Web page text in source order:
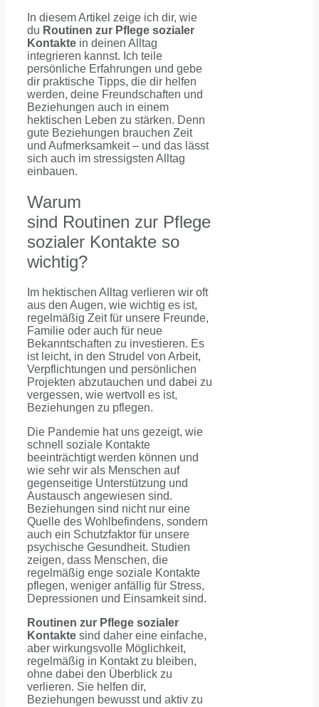
In diesem Artikel zeige ich dir, wie
du Routinen zur Pflege sozialer
Kontakte in deinen Alltag
integrieren kannst. Ich teile
persönliche Erfahrungen und gebe
dir praktische Tipps, die dir helfen
werden, deine Freundschaften und
Beziehungen auch in einem
hektischen Leben zu stärken. Denn
gute Beziehungen brauchen Zeit
und Aufmerksamkeit – und das lässt
sich auch im stressigsten Alltag
einbauen.
Warum
sind Routinen zur Pflege
sozialer Kontakte so
wichtig?
Im hektischen Alltag verlieren wir oft
aus den Augen, wie wichtig es ist,
regelmäßig Zeit für unsere Freunde,
Familie oder auch für neue
Bekanntschaften zu investieren. Es
ist leicht, in den Strudel von Arbeit,
Verpflichtungen und persönlichen
Projekten abzutauchen und dabei zu
vergessen, wie wertvoll es ist,
Beziehungen zu pflegen.
Die Pandemie hat uns gezeigt, wie
schnell soziale Kontakte
beeinträchtigt werden können und
wie sehr wir als Menschen auf
gegenseitige Unterstützung und
Austausch angewiesen sind.
Beziehungen sind nicht nur eine
Quelle des Wohlbefindens, sondern
auch ein Schutzfaktor für unsere
psychische Gesundheit. Studien
zeigen, dass Menschen, die
regelmäßig enge soziale Kontakte
pflegen, weniger anfällig für Stress,
Depressionen und Einsamkeit sind.
Routinen zur Pflege sozialer
Kontakte sind daher eine einfache,
aber wirkungsvolle Möglichkeit,
regelmäßig in Kontakt zu bleiben,
ohne dabei den Überblick zu
verlieren. Sie helfen dir,
Beziehungen bewusst und aktiv zu